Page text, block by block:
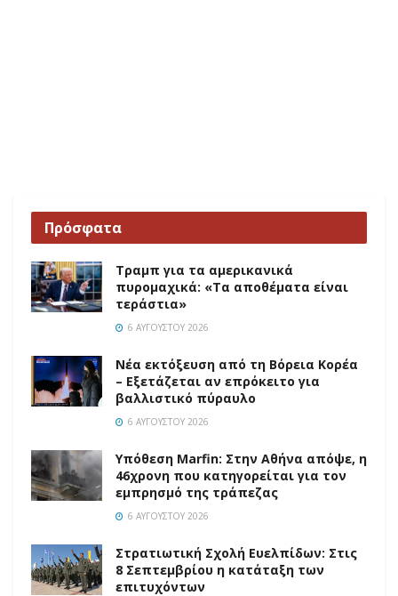
Πρόσφατα
Τραμπ για τα αμερικανικά
πυρομαχικά: «Τα αποθέματα είναι
τεράστια»
6 ΑΥΓΟΎΣΤΟΥ 2026
Νέα εκτόξευση από τη Βόρεια Κορέα
– Εξετάζεται αν επρόκειτο για
βαλλιστικό πύραυλο
6 ΑΥΓΟΎΣΤΟΥ 2026
Υπόθεση Marfin: Στην Αθήνα απόψε, η
46χρονη που κατηγορείται για τον
εμπρησμό της τράπεζας
6 ΑΥΓΟΎΣΤΟΥ 2026
Στρατιωτική Σχολή Ευελπίδων: Στις
8 Σεπτεμβρίου η κατάταξη των
επιτυχόντων